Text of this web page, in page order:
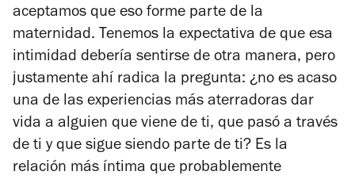
aceptamos que eso forme parte de la
maternidad. Tenemos la expectativa de que esa
intimidad debería sentirse de otra manera, pero
justamente ahí radica la pregunta: ¿no es acaso
una de las experiencias más aterradoras dar
vida a alguien que viene de ti, que pasó a través
de ti y que sigue siendo parte de ti? Es la
relación más íntima que probablemente